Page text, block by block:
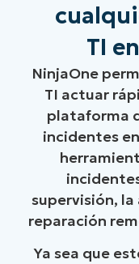
TI
NinjaOne
TI actuar
plataforma
incidentes
supervisión,
reparación
Ya sea que